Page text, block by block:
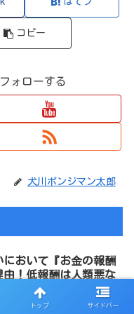
コピー
ォローする
犬川ポンジマン太郎
において『お金の報酬
由！低報酬は人類悪な
う！ってお話。
、親戚との付き合い･･･。身
トップ サイドバー